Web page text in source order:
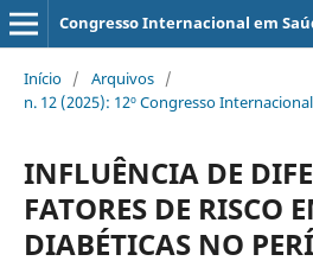
Congresso Internacional em
Início / Arquivos /
n. 12 (2025): 12º Congresso
INFLUÊNCIA DE
FATORES DE RISCO
DIABÉTICAS NO